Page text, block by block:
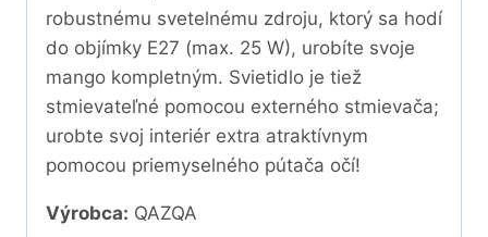
robustnému svetelnému zdroju, ktorý sa hodí
do objímky E27 (max. 25 W), urobíte svoje
mango kompletným. Svietidlo je tiež
stmievateľné pomocou externého stmievača;
urobte svoj interiér extra atraktívnym
pomocou priemyselného pútača očí!
Výrobca: QAZQA